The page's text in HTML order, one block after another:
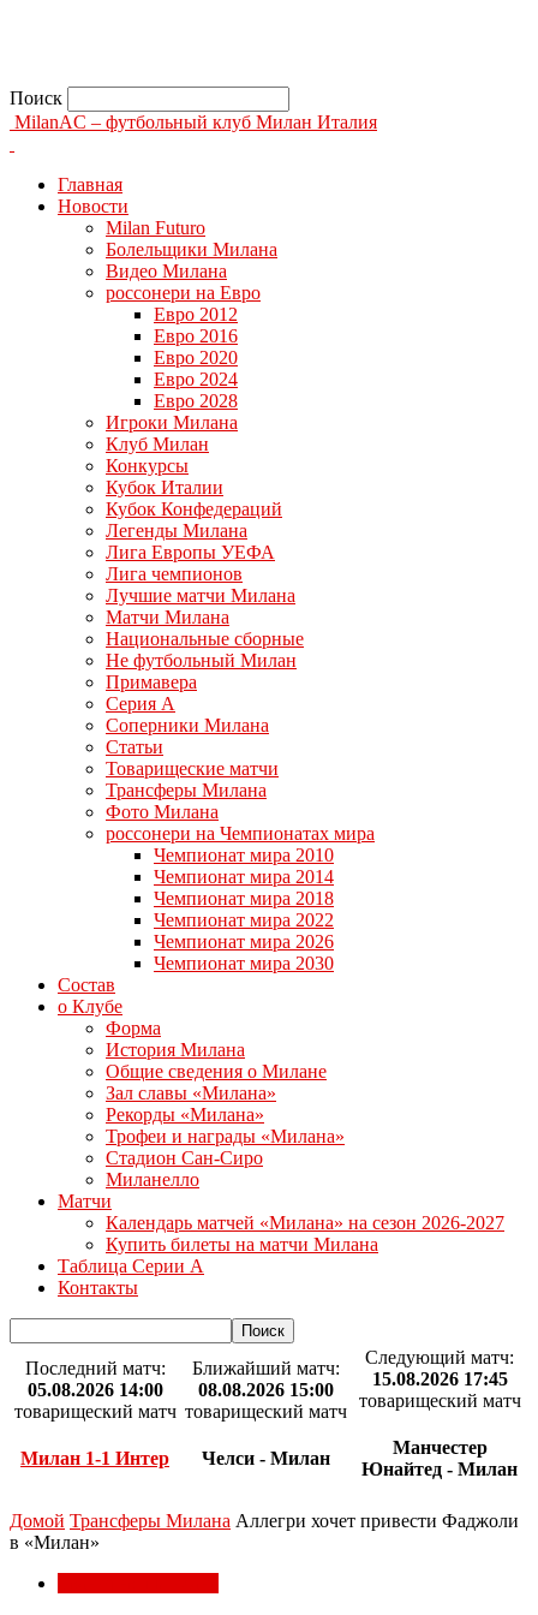
Поиск
MilanAC – футбольный клуб Милан Италия
Главная
Новости
Milan Futuro
Болельщики Милана
Видео Милана
россонери на Евро
Евро 2012
Евро 2016
Евро 2020
Евро 2024
Евро 2028
Игроки Милана
Клуб Милан
Конкурсы
Кубок Италии
Кубок Конфедераций
Легенды Милана
Лига Европы УЕФА
Лига чемпионов
Лучшие матчи Милана
Матчи Милана
Национальные сборные
Не футбольный Милан
Примавера
Серия А
Соперники Милана
Статьи
Товарищеские матчи
Трансферы Милана
Фото Милана
россонери на Чемпионатах мира
Чемпионат мира 2010
Чемпионат мира 2014
Чемпионат мира 2018
Чемпионат мира 2022
Чемпионат мира 2026
Чемпионат мира 2030
Состав
о Клубе
Форма
История Милана
Общие сведения о Милане
Зал славы «Милана»
Рекорды «Милана»
Трофеи и награды «Милана»
Стадион Сан-Сиро
Миланелло
Матчи
Календарь матчей «Милана» на сезон 2026-2027
Купить билеты на матчи Милана
Таблица Серии А
Контакты
Последний матч:
05.08.2026 14:00
товарищеский матч
Милан 1-1 Интер
Ближайший матч:
08.08.2026 15:00
товарищеский матч
Челси - Милан
Следующий матч:
15.08.2026 17:45
товарищеский матч
Манчестер
Юнайтед - Милан
Домой Трансферы Милана Аллегри хочет привести Фаджоли
в «Милан»